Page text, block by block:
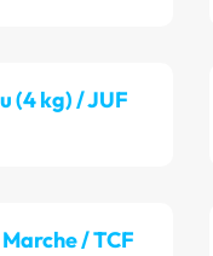
(4 kg) / JUF
/ TCF